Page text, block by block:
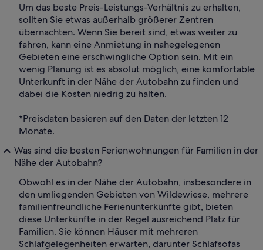
Um das beste Preis-Leistungs-Verhältnis zu erhalten,
sollten Sie etwas außerhalb größerer Zentren
übernachten. Wenn Sie bereit sind, etwas weiter zu
fahren, kann eine Anmietung in nahegelegenen
Gebieten eine erschwingliche Option sein. Mit ein
wenig Planung ist es absolut möglich, eine komfortable
Unterkunft in der Nähe der Autobahn zu finden und
dabei die Kosten niedrig zu halten.
*Preisdaten basieren auf den Daten der letzten 12
Monate.
Was sind die besten Ferienwohnungen für Familien in der
Nähe der Autobahn?
Obwohl es in der Nähe der Autobahn, insbesondere in
den umliegenden Gebieten von Wildewiese, mehrere
familienfreundliche Ferienunterkünfte gibt, bieten
diese Unterkünfte in der Regel ausreichend Platz für
Familien. Sie können Häuser mit mehreren
Schlafgelegenheiten erwarten, darunter Schlafsofas